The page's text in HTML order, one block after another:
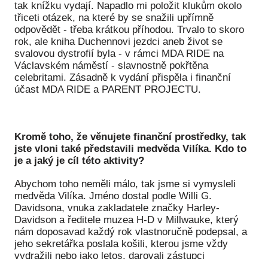
tak knížku vydají. Napadlo mi položit klukům okolo
třiceti otázek, na které by se snažili upřímně
odpovědět - třeba krátkou příhodou. Trvalo to skoro
rok, ale kniha Duchennovi jezdci aneb život se
svalovou dystrofií byla - v rámci MDA RIDE na
Václavském náměstí - slavnostně pokřtěna
celebritami. Zásadně k vydání přispěla i finanční
účast MDA RIDE a PARENT PROJECTU.
Kromě toho, že věnujete finanční prostředky, tak
jste vloni také představili medvěda Vilíka. Kdo to
je a jaký je cíl této aktivity?
Abychom toho neměli málo, tak jsme si vymysleli
medvěda Vilíka. Jméno dostal podle Willi G.
Davidsona, vnuka zakladatele značky Harley-
Davidson a ředitele muzea H-D v Millwauke, který
nám doposavad každý rok vlastnoručně podepsal, a
jeho sekretářka poslala košili, kterou jsme vždy
vydražili nebo jako letos, darovali zástupci